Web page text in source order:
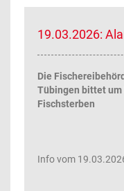
19.03.2026:
Die
Tübingen bittet um
Fischsterben
Info vom